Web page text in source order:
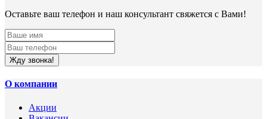
Оставьте ваш телефон и наш консультант свяжется с Вами!
Жду звонка!
О компании
Акции